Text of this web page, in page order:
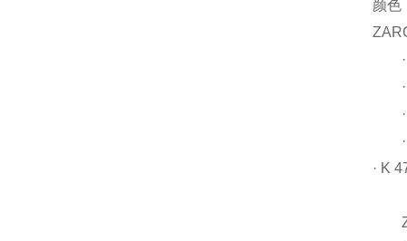
颜色
·
·
·
·
· K